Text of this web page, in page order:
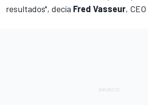
resultados", decía Fred Vasseur,